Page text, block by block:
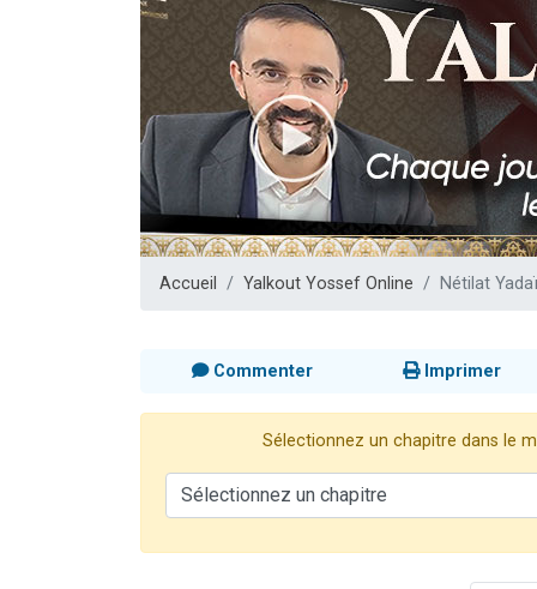
Nouvelle
61
Il reste
Ariel vient
Nathaniel
4
Accueil Yalkout Yossef Online Nétilat
Commenter Imprimer
Sélectionnez un chapitre dans le